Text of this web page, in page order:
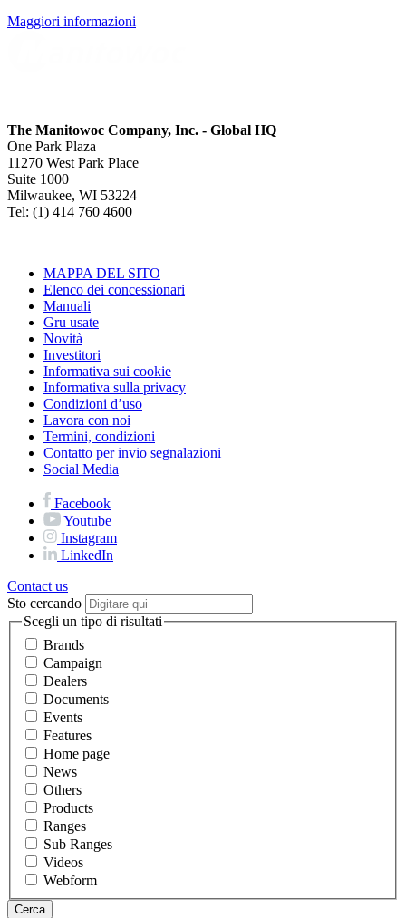
Maggiori informazioni
The Manitowoc Company, Inc. - Global HQ
One Park Plaza
11270 West Park Place
Suite 1000
Milwaukee, WI 53224
Tel: (1) 414 760 4600
MAPPA DEL SITO
Elenco dei concessionari
Manuali
Gru usate
Novità
Investitori
Informativa sui cookie
Informativa sulla privacy
Condizioni d’uso
Lavora con noi
Termini, condizioni
Contatto per invio segnalazioni
Social Media
Facebook
Youtube
Instagram
LinkedIn
Contact us
Sto cercando
Scegli un tipo di risultati
Brands
Campaign
Dealers
Documents
Events
Features
Home page
News
Others
Products
Ranges
Sub Ranges
Videos
Webform